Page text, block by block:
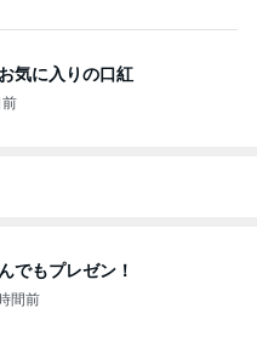
気に入りの口紅
前
でもプレゼン！
間前